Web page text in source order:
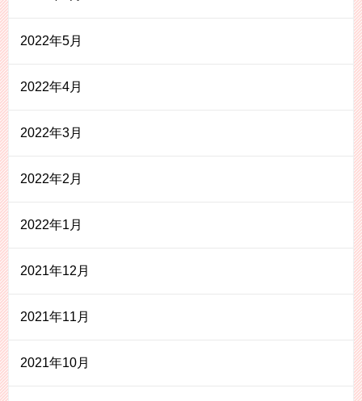
2022年5月
2022年4月
2022年3月
2022年2月
2022年1月
2021年12月
2021年11月
2021年10月